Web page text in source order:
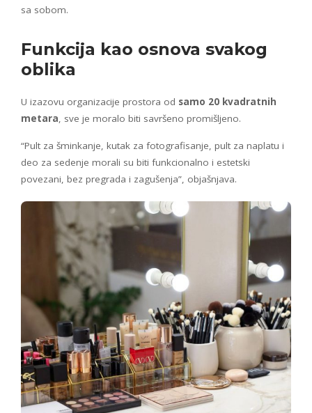
sa sobom.
Funkcija kao osnova svakog
oblika
U izazovu organizacije prostora od samo 20 kvadratnih
metara , sve je moralo biti savršeno promišljeno.
“Pult za šminkanje, kutak za fotografisanje, pult za naplatu i
deo za sedenje morali su biti funkcionalno i estetski
povezani, bez pregrada i zagušenja”, objašnjava.